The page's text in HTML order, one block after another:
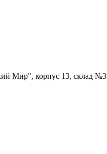
Мир", корпус 13, склад №3